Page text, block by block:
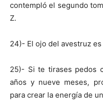
contempló el segundo
Z.
24)- El ojo del avestruz
25)- Si te tirases pedos
años y nueve meses,
para crear la energía de